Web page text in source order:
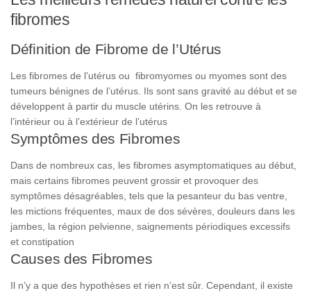
fibromes
Définition de Fibrome de l’Utérus
Les fibromes de l’utérus ou fibromyomes ou myomes sont des
tumeurs bénignes de l’utérus. Ils sont sans gravité au début et se
développent à partir du muscle utérins. On les retrouve à
l’intérieur ou à l’extérieur de l’utérus
Symptômes des Fibromes
Dans de nombreux cas, les fibromes asymptomatiques au début,
mais certains fibromes peuvent grossir et provoquer des
symptômes désagréables, tels que la pesanteur du bas ventre,
les mictions fréquentes, maux de dos sévères, douleurs dans les
jambes, la région pelvienne, saignements périodiques excessifs
et constipation
Causes des Fibromes
Il n’y a que des hypothèses et rien n’est sûr. Cependant, il existe